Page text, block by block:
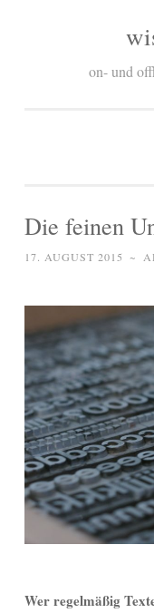
on- und
Die feinen
17. AUGUST 2015 ~
Wer regelmäßig